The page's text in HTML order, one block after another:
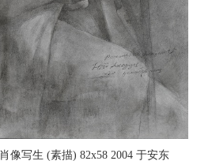
像写生 (素描) 82x58 2004 于安东